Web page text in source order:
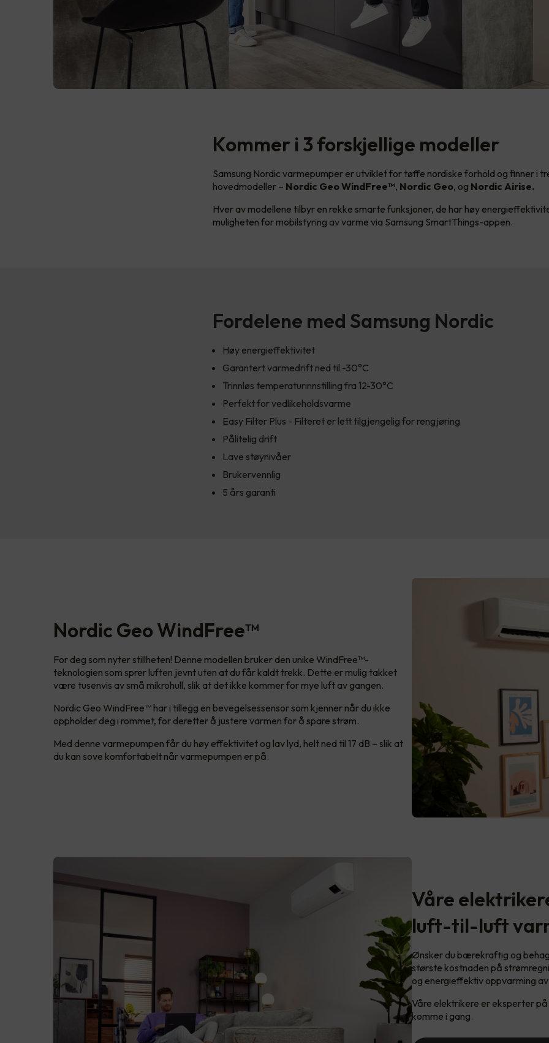
Kommer i 3 forskjellige modeller
Samsung Nordic varmepumper er utviklet for tøffe nordiske forhold og finner i
hovedmodeller – Nordic Geo WindFree™, Nordic Geo, og Nordic Airise.
Hver av modellene tilbyr en rekke smarte funksjoner, de har høy
muligheten for mobilstyring av varme via Samsung SmartThings-appen.
Fordelene med Samsung Nordic
Høy energieffektivitet
Garantert varmedrift ned til -30°C
Trinnløs temperaturinnstilling fra 12-30°C
Perfekt for vedlikeholdsvarme
Easy Filter Plus - Filteret er lett tilgjengelig for rengjøring
Pålitelig drift
Lave støynivåer
Brukervennlig
5 års garanti
Nordic Geo WindFree™
For deg som nyter stillheten! Denne modellen bruker den unike WindFree™-
teknologien som sprer luften jevnt uten at du får kaldt trekk. Dette er mulig takket
være tusenvis av små mikrohull, slik at det ikke kommer for mye luft av gangen.
Nordic Geo WindFree™ har i tillegg en bevegelsessensor som kjenner når du ikke
oppholder deg i rommet, for deretter å justere varmen for å spare strøm.
Med denne varmepumpen får du høy effektivitet og lav lyd, helt ned til 17 dB – slik at
du kan sove komfortabelt når varmepumpen er på.
Våre
luft-til-luft
Ønsker du bærekraftig og
største kostnaden på
og energieffektiv oppvarming
Våre elektrikere er eksperter
komme i gang.